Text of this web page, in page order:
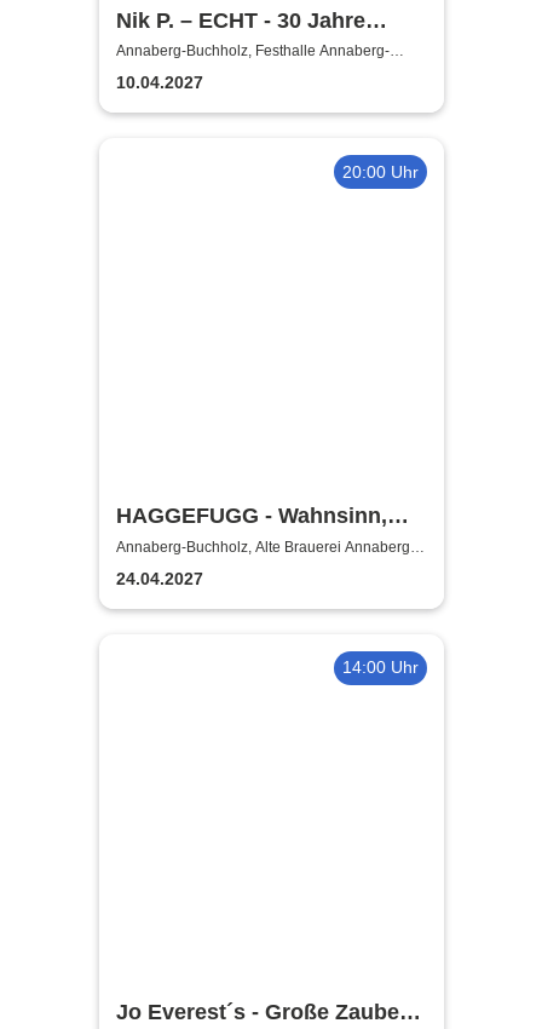
Nik P. – ECHT - 30 Jahre
Jubiläumstour 2027/28
Annaberg-Buchholz, Festhalle Annaberg-
Buchholz
10.04.2027
20:00 Uhr
HAGGEFUGG - Wahnsinn,
Rock & Dudelsack Tour 2027
Annaberg-Buchholz, Alte Brauerei Annaberg-
Buchholz
24.04.2027
14:00 Uhr
Jo Everest´s - Große Zauber-